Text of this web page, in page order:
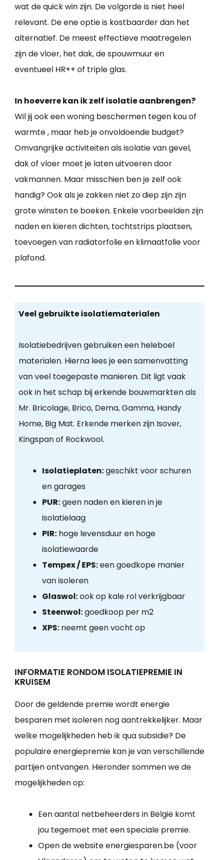
wat de quick win zijn. De volgorde is niet heel
relevant. De ene optie is kostbaarder dan het
alternatief. De meest effectieve maatregelen
zijn de vloer, het dak, de spouwmuur en
eventueel HR++ of triple glas.
In hoeverre kan ik zelf isolatie aanbrengen?
Wil jij ook een woning beschermen tegen kou of
warmte , maar heb je onvoldoende budget?
Omvangrijke activiteiten als isolatie van gevel,
dak of vloer moet je laten uitvoeren door
vakmannen. Maar misschien ben je zelf ook
handig? Ook als je zakken niet zo diep zijn zijn
grote winsten te boeken. Enkele voorbeelden zijn
naden en kieren dichten, tochtstrips plaatsen,
toevoegen van radiatorfolie en klimaatfolie voor
plafond.
Veel gebruikte isolatiematerialen
Isolatiebedrijven gebruiken een heleboel
materialen. Hierna lees je een samenvatting
van veel toegepaste manieren. Dit ligt vaak
ook in het schap bij erkende bouwmarkten als
Mr. Bricolage, Brico, Dema, Gamma, Handy
Home, Big Mat. Erkende merken zijn Isover,
Kingspan of Rockwool.
Isolatieplaten:geschikt voor schuren
en garages
PUR:geen naden en kieren in je
isolatielaag
PIR:hoge levensduur en hoge
isolatiewaarde
Tempex / EPS:een goedkope manier
van isoleren
Glaswol:ook op kale rol verkrijgbaar
Steenwol:goedkoop per m2
XPS:neemt geen vocht op
INFORMATIE RONDOM ISOLATIEPREMIE IN
KRUISEM
Door de geldende premie wordt energie
besparen met isoleren nog aantrekkelijker. Maar
welke mogelijkheden heb ik qua subsidie? De
populaire energiepremie kan je van verschillende
partijen ontvangen. Hieronder sommen we de
mogelijkheden op:
Een aantal netbeheerders in België komt
jou tegemoet met een speciale premie.
Open de website energiesparen.be (voor